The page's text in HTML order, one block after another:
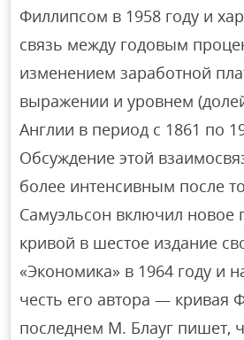
Филлипсом в 1958 году и
связь между годовым
изменением заработной
выражении и уровнем
Англии в период с 1861 по
Обсуждение этой
более интенсивным после
Самуэльсон включил новое
кривой в шестое издание
«Экономика» в 1964 году и
честь его автора — кривая
последнем М. Блауг пишет,